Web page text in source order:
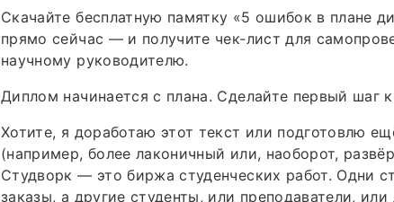
Скачайте бесплатную памятку «5 ошибок в плане
прямо сейчас — и получите чек‑лист для
научному руководителю.
Диплом начинается с плана. Сделайте первый шаг
Хотите, я доработаю этот текст или подготовлю
(например, более лаконичный или, наоборот,
Студворк — это биржа студенческих работ. Одни
заказы, а другие студенты, или преподаватели,